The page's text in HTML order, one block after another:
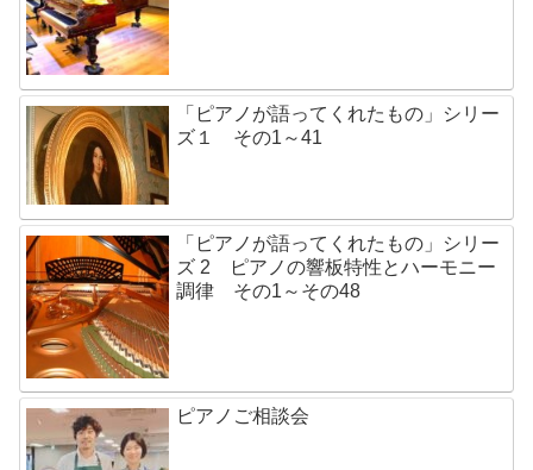
「ピアノが語ってくれたもの」シリー
ズ１ その1～41
「ピアノが語ってくれたもの」シリー
ズ 2 ピアノの響板特性とハーモニー
調律 その1～その48
ピアノご相談会